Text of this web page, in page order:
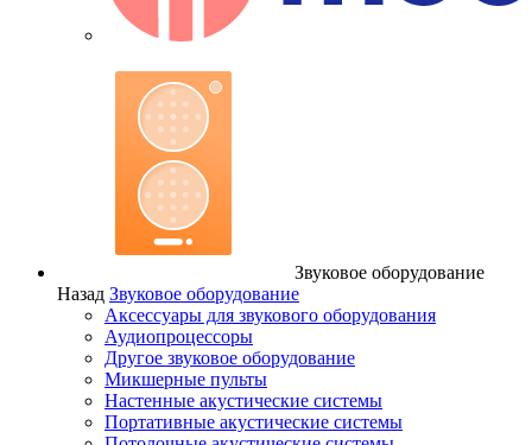
Звуковое оборудование
Назад Звуковое оборудование
Аксессуары для звукового оборудования
Аудиопроцессоры
Другое звуковое оборудование
Микшерные пульты
Настенные акустические системы
Портативные акустические системы